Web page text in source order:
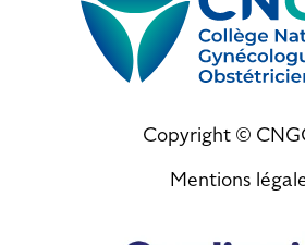
Copyright ©
Mentions